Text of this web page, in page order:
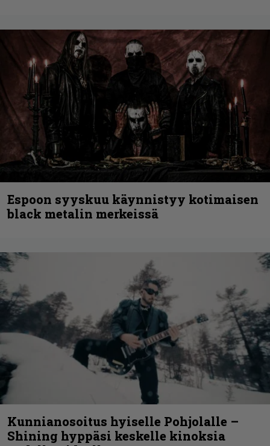
Espoon syyskuu käynnistyy kotimaisen
black metalin merkeissä
Kunnianosoitus hyiselle Pohjolalle –
Shining hyppäsi keskelle kinoksia